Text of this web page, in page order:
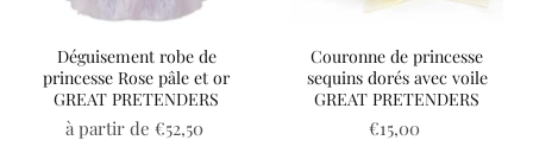
Déguisement robe de
princesse Rose pâle et or
GREAT PRETENDERS
à partir de €52,50
Couronne de princesse
sequins dorés avec voile
GREAT PRETENDERS
€15,00